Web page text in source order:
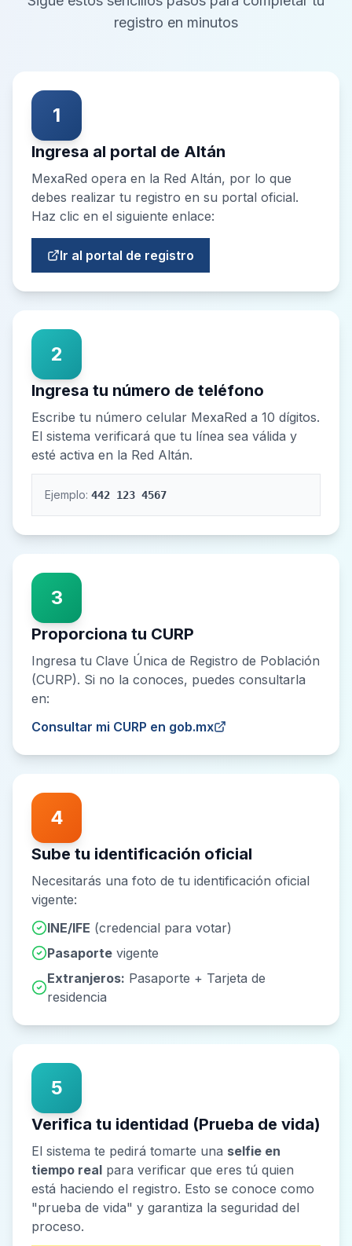
registro en minutos
1
Ingresa al portal de Altán
MexaRed opera en la Red Altán, por lo que
debes realizar tu registro en su portal oficial.
Haz clic en el siguiente enlace:
Ir al portal de registro
2
Ingresa tu número de teléfono
Escribe tu número celular MexaRed a 10 dígitos.
El sistema verificará que tu línea sea válida y
esté activa en la Red Altán.
Ejemplo: 442 123 4567
3
Proporciona tu CURP
Ingresa tu Clave Única de Registro de Población
(CURP). Si no la conoces, puedes consultarla
en:
Consultar mi CURP en gob.mx
4
Sube tu identificación oficial
Necesitarás una foto de tu identificación oficial
vigente:
INE/IFE (credencial para votar)
Pasaporte vigente
Extranjeros: Pasaporte + Tarjeta de
residencia
5
Verifica tu identidad (Prueba de vida)
El sistema te pedirá tomarte una selfie en
tiempo real para verificar que eres tú quien
está haciendo el registro. Esto se conoce como
"prueba de vida" y garantiza la seguridad del
proceso.